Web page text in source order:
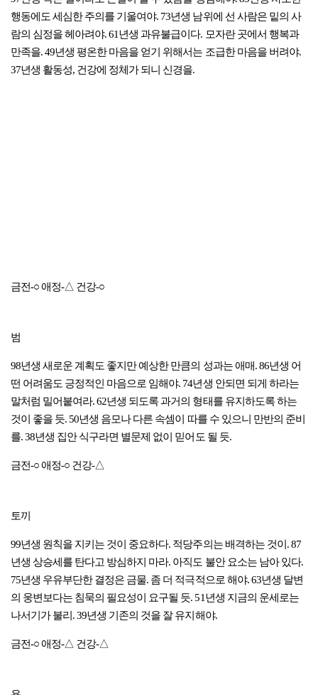
행동에도 세심한 주의를 기울여야. 73년생 남위에 선 사람은 밑의 사
람의 심정을 헤아려야. 61년생 과유불급이다. 모자란 곳에서 행복과
만족을. 49년생 평온한 마음을 얻기 위해서는 조급한 마음을 버려야.
37년생 활동성, 건강에 정체가 되니 신경을.
금전-○ 애정-△ 건강-○
범
98년생 새로운 계획도 좋지만 예상한 만큼의 성과는 애매. 86년생 어
떤 어려움도 긍정적인 마음으로 임해야. 74년생 안되면 되게 하라는
말처럼 밀어붙여라. 62년생 되도록 과거의 형태를 유지하도록 하는
것이 좋을 듯. 50년생 음모나 다른 속셈이 따를 수 있으니 만반의 준비
를. 38년생 집안 식구라면 별문제 없이 믿어도 될 듯.
금전-○ 애정-○ 건강-△
토끼
99년생 원칙을 지키는 것이 중요하다. 적당주의는 배격하는 것이. 87
년생 상승세를 탄다고 방심하지 마라. 아직도 불안 요소는 남아 있다.
75년생 우유부단한 결정은 금물. 좀 더 적극적으로 해야. 63년생 달변
의 웅변보다는 침묵의 필요성이 요구될 듯. 51년생 지금의 운세로는
나서기가 불리. 39년생 기존의 것을 잘 유지해야.
금전-○ 애정-△ 건강-△